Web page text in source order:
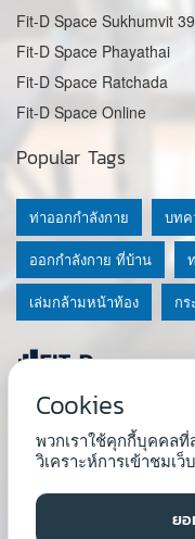
Fit-D Space Sukhumvit 39
Fit-D Space Phayathai
Fit-D Space Ratchada
Fit-D Space Online
© 2020 Fit-D.com & Fit-D
About Us | นโยบายความ
เนื้อหาที่ใช้ในเว็บนี้ ไม่สามาร
โรคที่แนะนำจากผู้เชี่ยวชาญห
เชี่ยวชาญก่อนเริ่มโปรแกรมใหม่
Popular Tags
ท่าออกกำลังกาย บทค
ออกกำลังกาย ที่บ้าน
เล่มกล้ามหน้าท้อง ก
Cookies
พวกเราใช้คุกกี้บุคคลที่
วิเคราะห์การเข้าชมเว็บ
ย